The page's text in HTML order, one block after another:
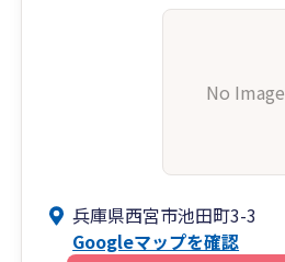
No Image
兵庫県西宮市池田町3-3
Googleマップを確認